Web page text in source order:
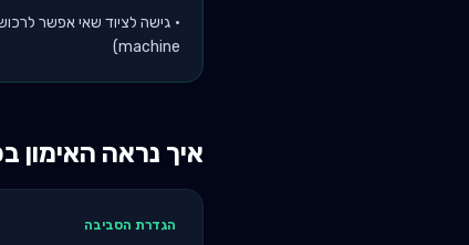
•
machine)
איך נראה האימון
הגדרת הסביבה